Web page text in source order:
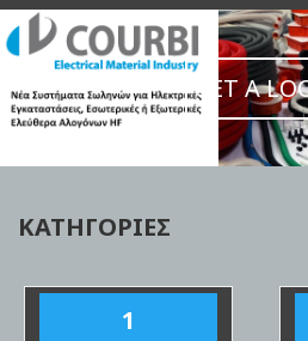
GET A
GET A
ΚΑΤΗΓΟΡΙΕΣ
1